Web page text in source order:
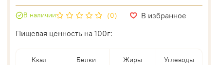
(0) В избранное
В наличии
Пищевая ценность на 100г:
Ккал Белки Жиры Углеводы